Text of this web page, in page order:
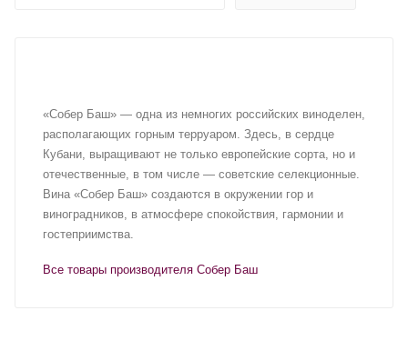
«Собер Баш» — одна из немногих российских виноделен,
располагающих горным терруаром. Здесь, в сердце
Кубани, выращивают не только европейские сорта, но и
отечественные, в том числе — советские селекционные.
Вина «Собер Баш» создаются в окружении гор и
виноградников, в атмосфере спокойствия, гармонии и
гостеприимства.
Все товары производителя Собер Баш